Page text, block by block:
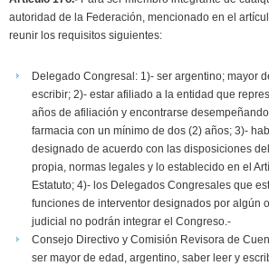
autoridad de la Federación, mencionado en el
reunir los requisitos siguientes:
Delegado Congresal: 1)- ser argentino; mayor
escribir; 2)- estar afiliado a la entidad que
años de afiliación y encontrarse
farmacia con un mínimo de dos (2) años; 3)-
designado de acuerdo con las disposiciones
propia, normas legales y lo establecido en el
Estatuto; 4)- los Delegados Congresales que
funciones de interventor designados por algún
judicial no podrán integrar el Congreso.-
Consejo Directivo y Comisión Revisora de
ser mayor de edad, argentino, saber leer y